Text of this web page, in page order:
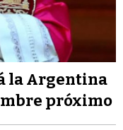
la Argentina
próximo